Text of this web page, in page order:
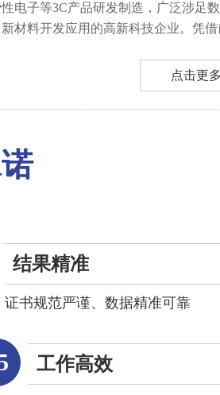
电子等3C产品研发制造，广泛涉足
材料开发应用的高新科技企业。凭
点击更
结果精准
证书规范严谨、数据精准可靠
工作高效